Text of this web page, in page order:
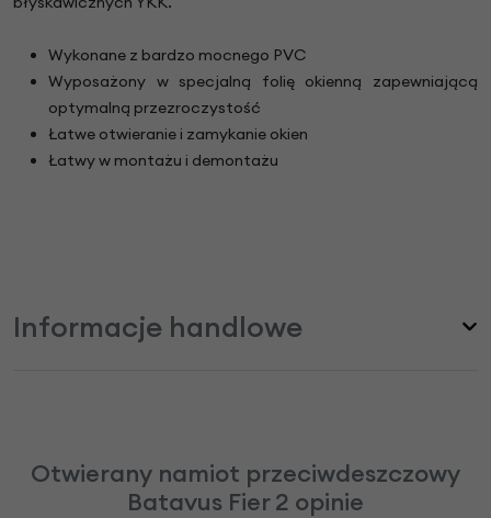
Wykonane z bardzo mocnego PVC
Wyposażony w specjalną folię okienną zapewniającą
optymalną przezroczystość
Łatwe otwieranie i zamykanie okien
Łatwy w montażu i demontażu
Informacje handlowe
Otwierany namiot przeciwdeszczowy
Batavus Fier 2 opinie